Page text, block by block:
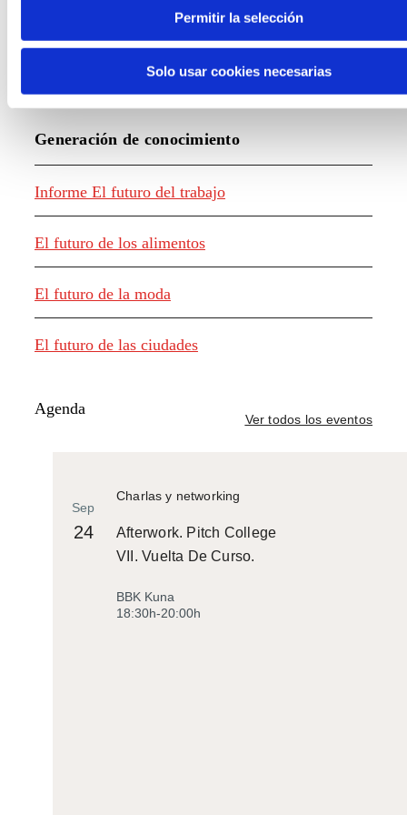
Permitir la selección
Solo usar cookies necesarias
Generación de conocimiento
Informe El futuro del trabajo
El futuro de los alimentos
El futuro de la moda
El futuro de las ciudades
Agenda
Ver todos los eventos
Charlas y networking
Sep
24
Afterwork. Pitch College
VII. Vuelta De Curso.
BBK Kuna
18:30h-20:00h